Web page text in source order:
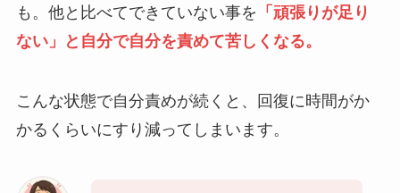
も。他と比べてできていない事を 「頑張りが足り
ない」と自分で自分を責めて苦しくなる。
こんな状態で自分責めが続くと、回復に時間がか
かるくらいにすり減ってしまいます。